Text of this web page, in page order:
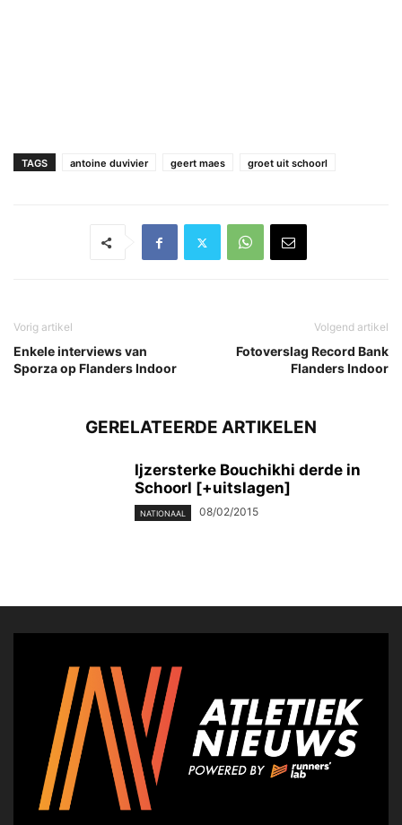
TAGS antoine duvivier geert maes groet uit schoorl
Vorig artikel
Enkele interviews van
Sporza op Flanders Indoor
Volgend artikel
Fotoverslag Record Bank
Flanders Indoor
GERELATEERDE ARTIKELEN
Ijzersterke Bouchikhi derde in
Schoorl [+uitslagen]
NATIONAAL 08/02/2015